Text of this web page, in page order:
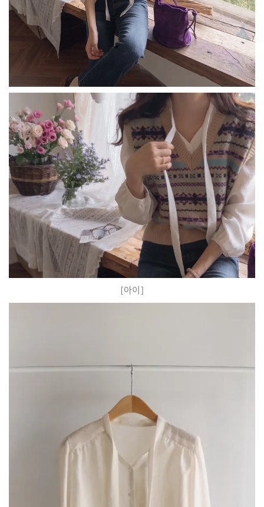
[아이]